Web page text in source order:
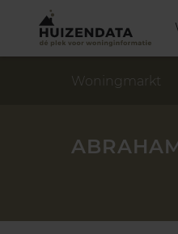
Woningmarkt